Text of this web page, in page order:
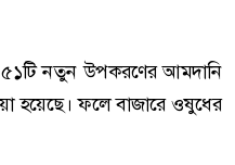
নতুন উপকরণের আমদানি
হয়েছে। ফলে বাজারে ওষুধের